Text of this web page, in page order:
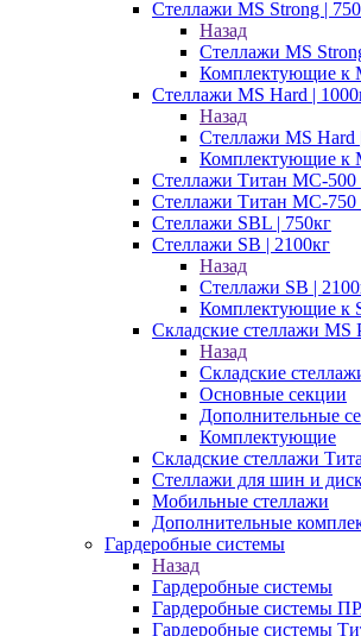
Стеллажи MS Strong |
Назад
Стеллажи MS
Комплектующие к
Стеллажи MS Hard |
Назад
Стеллажи MS Hard
Комплектующие к
Стеллажи Титан МС-500
Стеллажи Титан МС-750
Стеллажи SBL | 750кг
Стеллажи SB | 2100кг
Назад
Стеллажи SB |
Комплектующие к
Складские стеллажи MS
Назад
Складские
Основные секции
Дополнительные
Комплектующие
Складские стеллажи
Стеллажи для шин и
Мобильные стеллажи
Дополнительные
Гардеробные системы
Назад
Гардеробные системы
Гардеробные системы
Гардеробные системы